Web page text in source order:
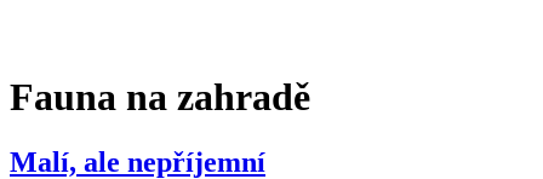
Fauna na zahradě
Malí, ale nepříjemní